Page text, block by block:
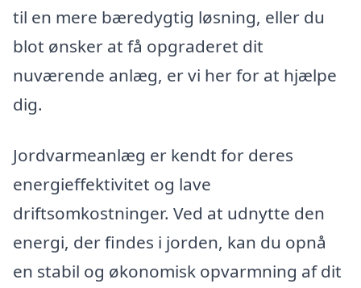
til en mere bæredygtig løsning, eller du
blot ønsker at få opgraderet dit
nuværende anlæg, er vi her for at hjælpe
dig.
Jordvarmeanlæg er kendt for deres
energieffektivitet og lave
driftsomkostninger. Ved at udnytte den
energi, der findes i jorden, kan du opnå
en stabil og økonomisk opvarmning af dit